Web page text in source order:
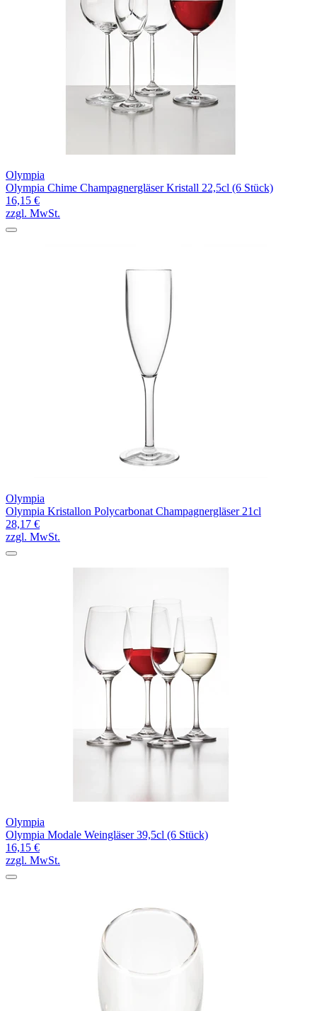
Olympia
Olympia Chime Champagnergläser Kristall 22,5cl (6 Stück)
16,15 €
zzgl. MwSt.
Olympia
Olympia Kristallon Polycarbonat Champagnergläser 21cl
28,17 €
zzgl. MwSt.
Olympia
Olympia Modale Weingläser 39,5cl (6 Stück)
16,15 €
zzgl. MwSt.